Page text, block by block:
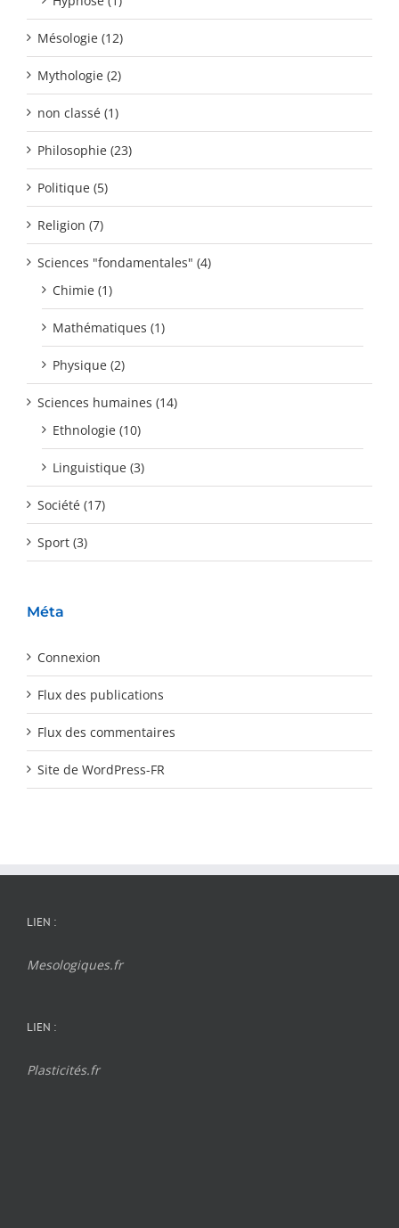
Mésologie (12)
Mythologie (2)
non classé (1)
Philosophie (23)
Politique (5)
Religion (7)
Sciences "fondamentales" (4)
Chimie (1)
Mathématiques (1)
Physique (2)
Sciences humaines (14)
Ethnologie (10)
Linguistique (3)
Société (17)
Sport (3)
Méta
Connexion
Flux des publications
Flux des commentaires
Site de WordPress-FR
LIEN :
Mesologiques.fr
LIEN :
Plasticités.fr